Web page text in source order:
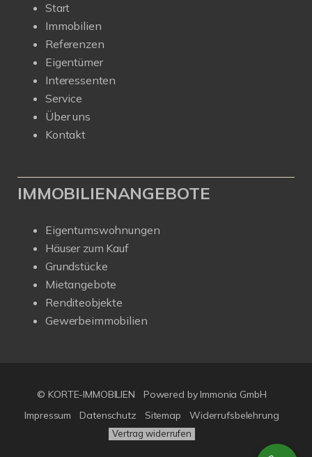
Start
Immobilien
Referenzen
Eigentümer
Interessenten
Service
Über uns
Kontakt
IMMOBILIENANGEBOTE
Eigentumswohnungen
Häuser zum Kauf
Grundstücke
Mietangebote
Renditeobjekte
Gewerbeimmobilien
© KORTE-IMMOBILIEN
Powered by Immonia GmbH
Impressum
Datenschutz Sitemap Widerrufsbelehrung
Vertrag widerrufen